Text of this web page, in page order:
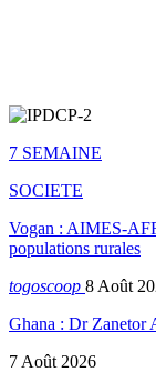
7 SEMAINE
SOCIETE
Vogan : AIMES-
populations rurales
togoscoop 8 Août
Ghana : Dr Zanetor
7 Août 2026